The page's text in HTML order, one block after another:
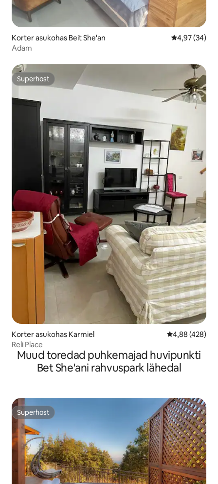
Korter asukohas Beit She'an Keskmine
4,97 (34)
Adam
Superhost
Superhost
Korter asukohas Karmiel Keskmine
4,88 (428)
Reli Place
Muud toredad puhkemajad huvipunkti
Bet She'ani rahvuspark lähedal
Superhost
Superhost